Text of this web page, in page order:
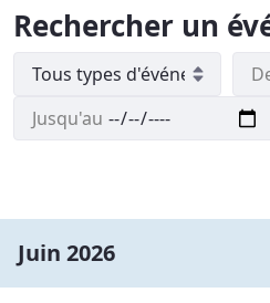
Rechercher un
Juin 2026